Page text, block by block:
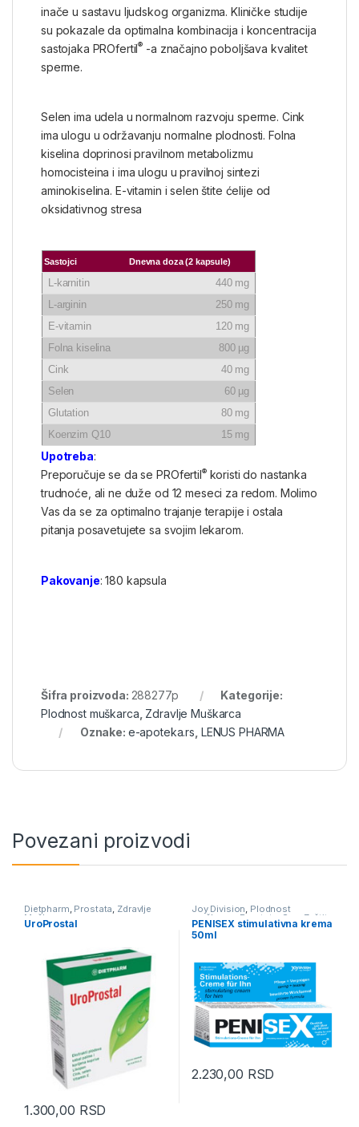
inače u sastavu ljudskog organizma. Kliničke studije
su pokazale da optimalna kombinacija i koncentracija
sastojaka PROfertil® -a značajno poboljšava kvalitet
sperme.
Selen ima udela u normalnom razvoju sperme. Cink
ima ulogu u održavanju normalne plodnosti. Folna
kiselina doprinosi pravilnom metabolizmu
homocisteina i ima ulogu u pravilnoj sintezi
aminokiselina. E-vitamin i selen štite ćelije od
oksidativnog stresa
Sastojci Dnevna doza(2 kapsule)
L-karnitin
440 mg
L-arginin
250 mg
E-vitamin
120 mg
Folna kiselina
800 µg
Cink
40 mg
Selen
60 µg
Glutation
80 mg
Koenzim Q10
15 mg
Upotreba:
Preporučuje se da se PROfertil ®koristi do nastanka
trudnoće, ali ne duže od 12 meseci za redom. Molimo
Vas da se za optimalno trajanje terapije i ostala
pitanja posavetujete sa svojim lekarom.
Pakovanje: 180 kapsula
Šifra proizvoda: 288277p
Kategorije:
Plodnost muškarca, Zdravlje Muškarca
Oznake: e-apoteka.rs, LENUS PHARMA
Povezani proizvodi
Dietpharm, Prostata, Zdravlje
Muškarca
UroProstal
1.300,00 RSD
Joy Division, Plodnost
muškarca Prostata, Sex, Zaštita
i Prevencija,Potencija,Zdravlje
Muškarca
PENISEX stimulativna krema
50ml
2.230,00 RSD